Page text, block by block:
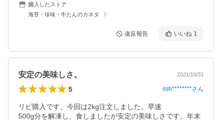
購入したストア
海苔・珍味・牛たんのカネタ
違反報告 いいね 1
安定の美味しさ。 2021/10/31
5 ssh********さん
リピ購入です。今回は2kg注文しました。早速
500g分を解凍し、食しましたが安定の美味しさです。年末